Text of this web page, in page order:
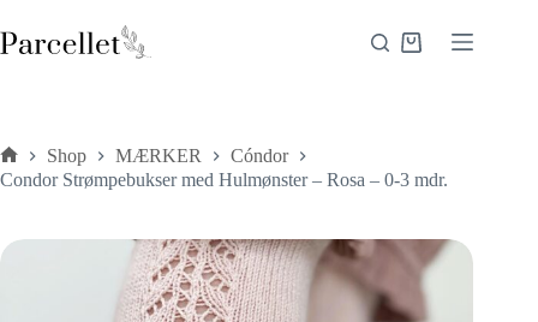
til
indhold
Indkøbskurv
Forside
Shop MÆRKER
Cóndor
Condor Strømpebukser med Hulmønster – Rosa – 0-3 mdr.